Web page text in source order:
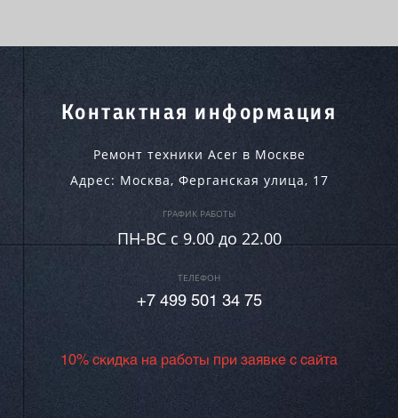
Контактная информация
Ремонт техники Acer в Москве
Адрес: Москва, Ферганская улица, 17
ГРАФИК РАБОТЫ
ПН-ВC c 9.00 до 22.00
ТЕЛЕФОН
+7 499 501 34 75
10% скидка на работы при заявке с сайта